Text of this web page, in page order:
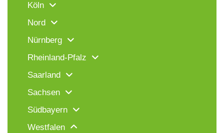
Köln
Nord
Nürnberg
Rheinland-Pfalz
Saarland
Sachsen
Südbayern
Westfalen